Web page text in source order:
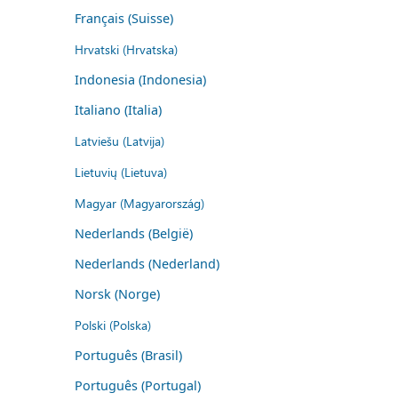
Français (Suisse)
Hrvatski (Hrvatska)
Indonesia (Indonesia)
Italiano (Italia)
Latviešu (Latvija)
Lietuvių (Lietuva)
Magyar (Magyarország)
Nederlands (België)
Nederlands (Nederland)
Norsk (Norge)
Polski (Polska)
Português (Brasil)
Português (Portugal)